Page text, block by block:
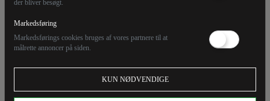
der bliver besøgt.
Markedsføring
Markedsførings cookies bruges af vores partnere til at
målrette annoncer på siden.
KUN NØDVENDIGE